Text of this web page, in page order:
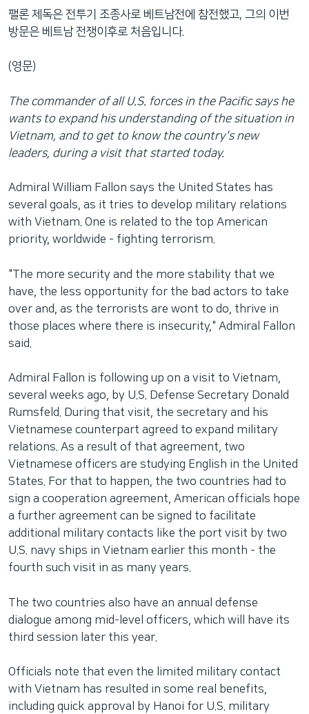
팰론 제독은 전투기 조종사로 베트남전에 참전했고, 그의 이번
방문은 베트남 전쟁이후로 처음입니다.
(영문)
The commander of all U.S. forces in the Pacific says he
wants to expand his understanding of the situation in
Vietnam, and to get to know the country's new
leaders, during a visit that started today.
Admiral William Fallon says the United States has
several goals, as it tries to develop military relations
with Vietnam. One is related to the top American
priority, worldwide - fighting terrorism.
"The more security and the more stability that we
have, the less opportunity for the bad actors to take
over and, as the terrorists are wont to do, thrive in
those places where there is insecurity," Admiral Fallon
said.
Admiral Fallon is following up on a visit to Vietnam,
several weeks ago, by U.S. Defense Secretary Donald
Rumsfeld. During that visit, the secretary and his
Vietnamese counterpart agreed to expand military
relations. As a result of that agreement, two
Vietnamese officers are studying English in the United
States. For that to happen, the two countries had to
sign a cooperation agreement, American officials hope
a further agreement can be signed to facilitate
additional military contacts like the port visit by two
U.S. navy ships in Vietnam earlier this month - the
fourth such visit in as many years.
The two countries also have an annual defense
dialogue among mid-level officers, which will have its
third session later this year.
Officials note that even the limited military contact
with Vietnam has resulted in some real benefits,
including quick approval by Hanoi for U.S. military